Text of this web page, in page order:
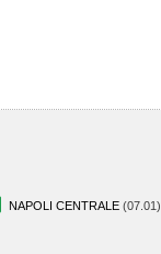
NAPOLI CENTRALE (07.01)